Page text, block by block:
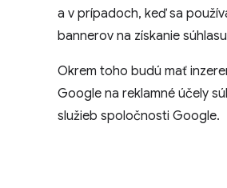
a v prípadoch, keď sa
bannerov na získanie
Okrem toho budú mať
Google na reklamné účely
služieb spoločnosti Google.